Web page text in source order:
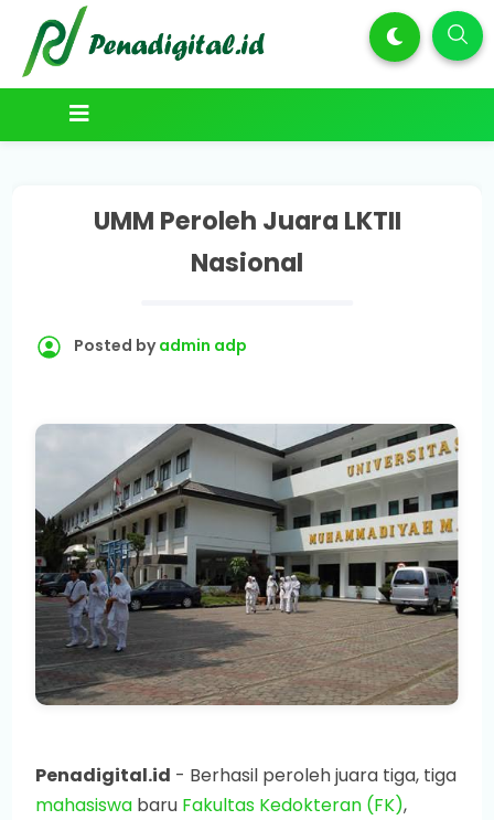
UMM Peroleh Juara LKTII
Nasional
Posted byadmin adp
Penadigital.id - Berhasil peroleh juara tiga, tiga
mahasiswa baru Fakultas Kedokteran (FK),